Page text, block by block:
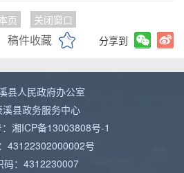
页 关闭窗口
稿件收藏 分享到
县人民政府办公室
溪县政务服务中心
湘ICP备13003808号-1
43122302000002号
码：4312230007